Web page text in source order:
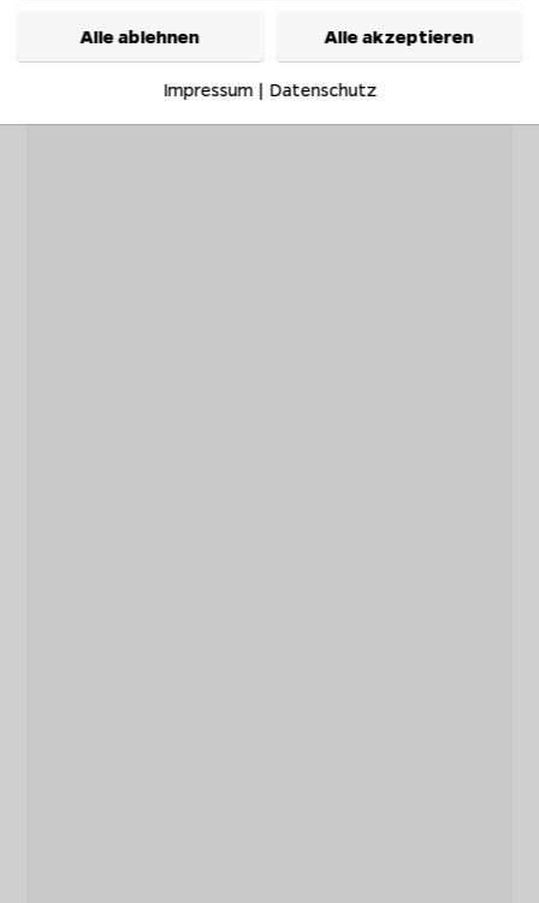
Alle ablehnen Alle akzeptieren
Impressum| Datenschutz